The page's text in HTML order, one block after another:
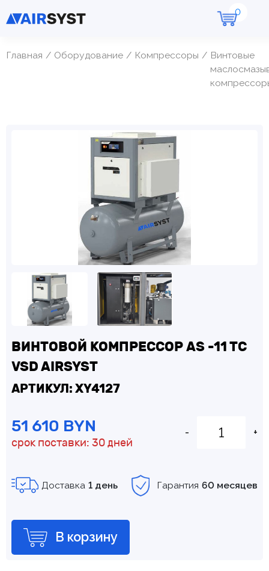
Главная Оборудование Компрессоры
Винтовые
ВИНТОВОЙ КОМПРЕССОР AS -11 TC
VSD AIRSYST
АРТИКУЛ: XY4127
51 610 BYN
срок поставки: 30 дней
- +
Доставка 1 день Гарантия 60 месяцев
В корзину